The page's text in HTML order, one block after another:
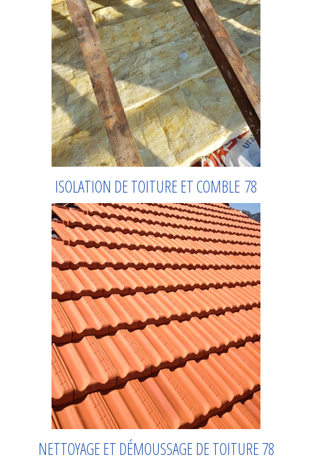
ISOLATION DE TOITURE ET COMBLE 78
NETTOYAGE ET DÉMOUSSAGE DE TOITURE 78